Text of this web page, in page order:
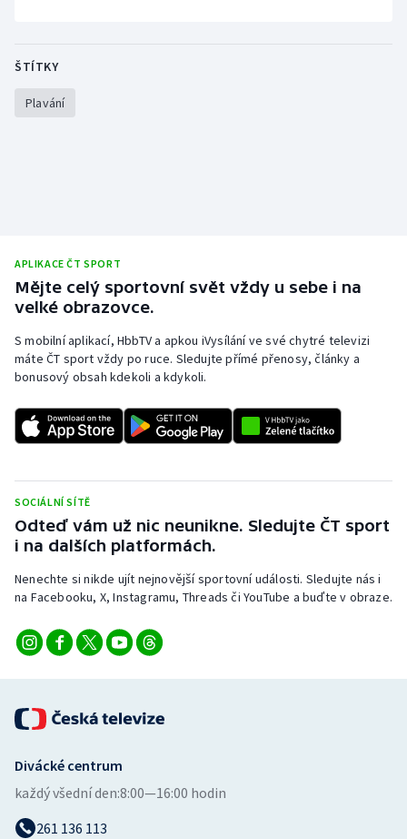
ŠTÍTKY
Plavání
APLIKACE ČT SPORT
Mějte celý sportovní svět vždy u sebe i na
velké obrazovce.
S mobilní aplikací, HbbTV a apkou iVysílání ve své chytré televizi
máte ČT sport vždy po ruce. Sledujte přímé přenosy, články a
bonusový obsah kdekoli a kdykoli.
SOCIÁLNÍ SÍTĚ
Odteď vám už nic neunikne. Sledujte ČT sport
i na dalších platformách.
Nenechte si nikde ujít nejnovější sportovní události. Sledujte nás i
na Facebooku, X, Instagramu, Threads či YouTube a buďte v obraze.
Divácké centrum
každý všední den:8:00—16:00 hodin
261 136 113